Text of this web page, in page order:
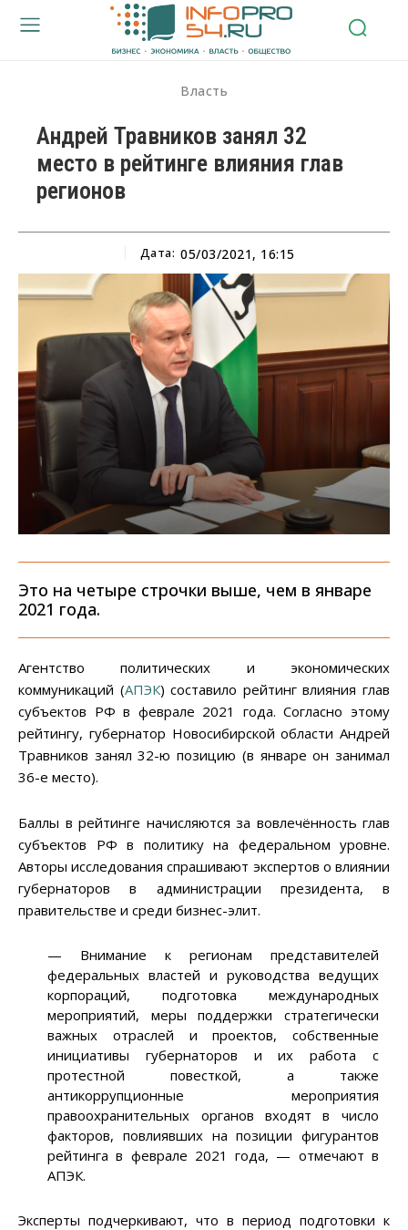
Власть
Андрей Травников занял 32
место в рейтинге влияния глав
регионов
Дата: 05/03/2021, 16:15
Это на четыре строчки выше, чем в январе
2021 года.
Агентство политических и экономических
коммуникаций (АПЭК) составило рейтинг влияния глав
субъектов РФ в феврале 2021 года. Согласно этому
рейтингу, губернатор Новосибирской области Андрей
Травников занял 32-ю позицию (в январе он занимал
36-е место).
Баллы в рейтинге начисляются за вовлечённость глав
субъектов РФ в политику на федеральном уровне.
Авторы исследования спрашивают экспертов о влиянии
губернаторов в администрации президента, в
правительстве и среди бизнес-элит.
— Внимание к регионам представителей
федеральных властей и руководства ведущих
корпораций, подготовка международных
мероприятий, меры поддержки стратегически
важных отраслей и проектов, собственные
инициативы губернаторов и их работа с
протестной повесткой, а также
антикоррупционные мероприятия
правоохранительных органов входят в число
факторов, повлиявших на позиции фигурантов
рейтинга в феврале 2021 года, — отмечают в
АПЭК.
Эксперты подчеркивают, что в период подготовки к